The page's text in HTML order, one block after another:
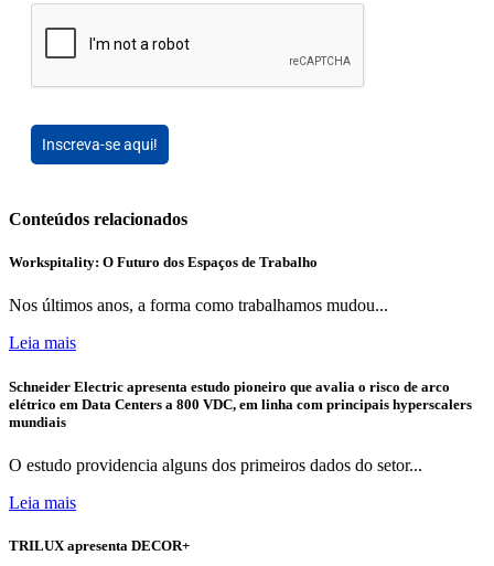
Inscreva-se aqui!
Conteúdos relacionados
Workspitality: O Futuro dos Espaços de Trabalho
Nos últimos anos, a forma como trabalhamos mudou...
Leia mais
Schneider Electric apresenta estudo pioneiro que avalia o risco de arco
elétrico em Data Centers a 800 VDC, em linha com principais hyperscalers
mundiais
O estudo providencia alguns dos primeiros dados do setor...
Leia mais
TRILUX apresenta DECOR+